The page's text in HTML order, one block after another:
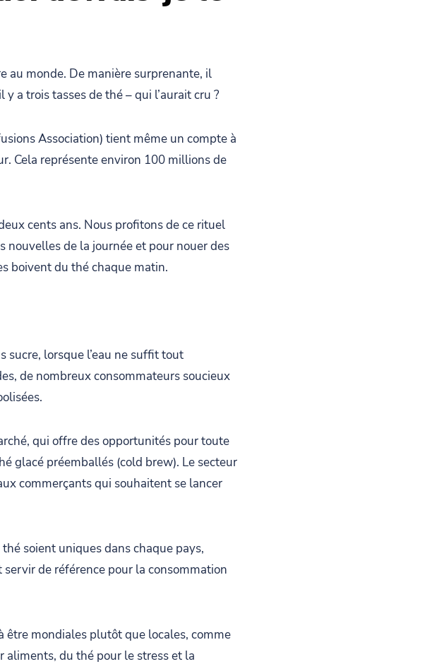
au monde. De manière surprenante, il
a trois tasses de thé – qui l’aurait cru ?
Association) tient même un compte à
Cela représente environ 100 millions de
cents ans. Nous profitons de ce rituel
nouvelles de la journée et pour nouer des
boivent du thé chaque matin.
sucre, lorsque l’eau ne suffit tout
de nombreux consommateurs soucieux
qui offre des opportunités pour toute
glacé préemballés (cold brew). Le secteur
commerçants qui souhaitent se lancer
soient uniques dans chaque pays,
de référence pour la consommation
être mondiales plutôt que locales, comme
aliments, du thé pour le stress et la